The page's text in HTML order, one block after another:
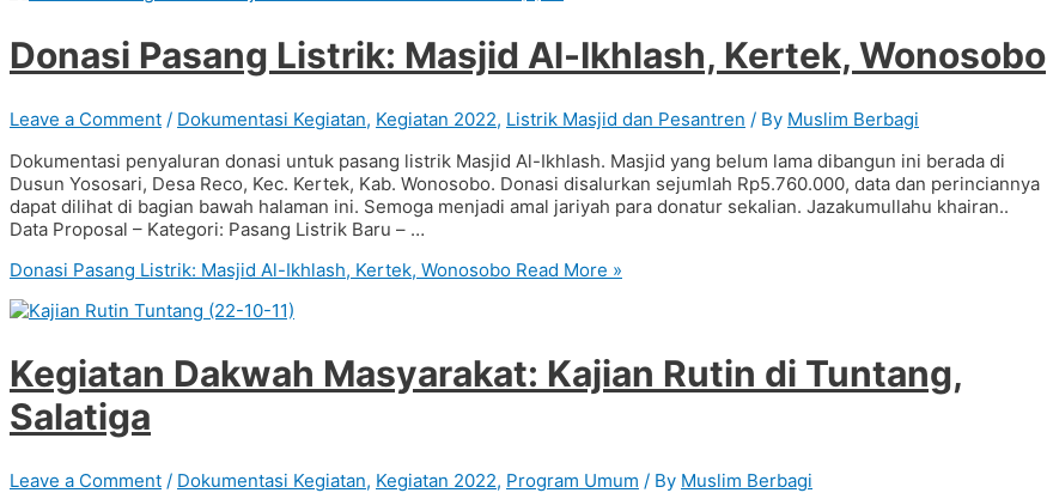
Donasi Pasang Listrik: Masjid Al-Ikhlash, Kertek, Wonosobo
Leave a Comment / Dokumentasi Kegiatan, Kegiatan 2022, Listrik Masjid dan Pesantren / By Muslim Berbagi
Dokumentasi penyaluran donasi untuk pasang listrik Masjid Al-Ikhlash. Masjid yang belum lama dibangun ini berada di
Dusun Yososari, Desa Reco, Kec. Kertek, Kab. Wonosobo. Donasi disalurkan sejumlah Rp5.760.000, data dan perinciannya
dapat dilihat di bagian bawah halaman ini. Semoga menjadi amal jariyah para donatur sekalian. Jazakumullahu khairan..
Data Proposal – Kategori: Pasang Listrik Baru – …
Donasi Pasang Listrik: Masjid Al-Ikhlash, Kertek, Wonosobo Read More »
Kegiatan Dakwah Masyarakat: Kajian Rutin di Tuntang,
Salatiga
Leave a Comment / Dokumentasi Kegiatan, Kegiatan 2022, Program Umum / By Muslim Berbagi